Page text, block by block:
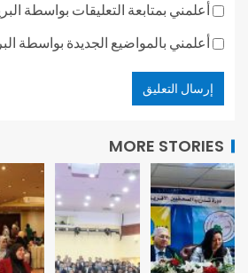
أعلمني بمتابعة التعليقات بواسطة
أعلمني بالمواضيع الجديدة بواسطة
MORE STORIES